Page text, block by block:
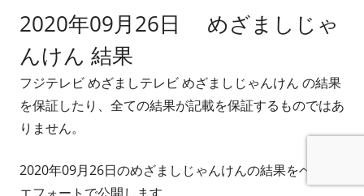
2020年09月26日 めざましじゃ
んけん 結果
フジテレビ めざましテレビ めざましじゃんけん の結果
を保証したり、全ての結果が記載を保証するものではあ
りません。
2020年09月26日のめざましじゃんけんの結果をベスト